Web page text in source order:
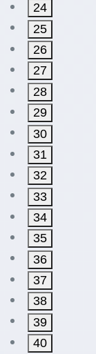
24
25
26
27
28
29
30
31
32
33
34
35
36
37
38
39
40